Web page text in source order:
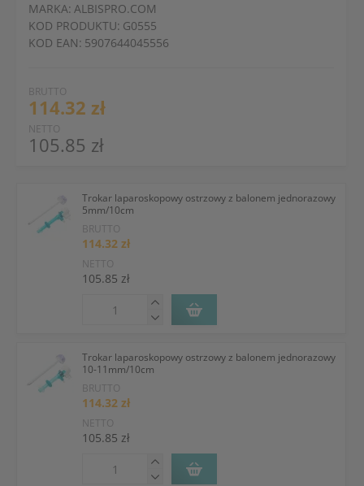
BRUTTO
114.32 zł
NETTO
105.85 zł
MARKA: ALBISPRO.COM
KOD PRODUKTU: G0555
KOD EAN: 5907644045556
Trokar laparoskopowy ostrzowy z balonem jednorazowy
5mm/10cm
BRUTTO
114.32 zł
NETTO
105.85 zł
Trokar laparoskopowy ostrzowy z balonem jednorazowy
10-11mm/10cm
BRUTTO
114.32 zł
NETTO
105.85 zł